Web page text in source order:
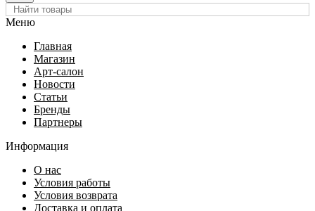
Меню
Главная
Магазин
Арт-салон
Новости
Статьи
Бренды
Партнеры
Информация
О нас
Условия работы
Условия возврата
Доставка и оплата